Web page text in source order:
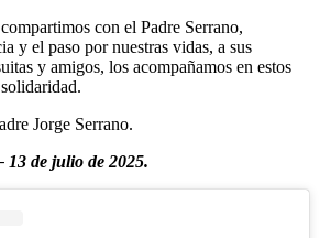
con el Padre Serrano,
y el paso por nuestras vidas, a sus
y amigos, los acompañamos en estos
Jorge Serrano.
13 de julio de 2025.